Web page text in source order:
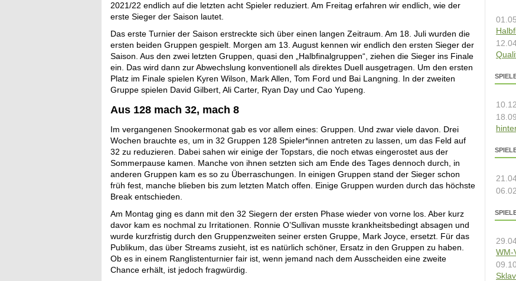
2021/2022
2020/2021
2021/22 endlich auf die letzten acht Spieler reduziert. Am Freitag erfahren wir endlich, wie der
erste Sieger der Saison lautet.
Das erste Turnier der Saison erstreckte sich über einen langen Zeitraum. Am 18. Juli wurden die
ersten beiden Gruppen gespielt. Morgen am 13. August kennen wir endlich den ersten Sieger der
Saison. Aus den zwei letzten Gruppen, quasi den „Halbfinalgruppen“, ziehen die Sieger ins Finale
ein. Das wird dann zur Abwechslung konventionell als direktes Duell ausgetragen. Um den ersten
Platz im Finale spielen Kyren Wilson, Mark Allen, Tom Ford und Bai Langning. In der zweiten
Gruppe spielen David Gilbert, Ali Carter, Ryan Day und Cao Yupeng.
Aus 128 mach 32, mach 8
Im vergangenen Snookermonat gab es vor allem eines: Gruppen. Und zwar viele davon. Drei
Wochen brauchte es, um in 32 Gruppen 128 Spieler*innen antreten zu lassen, um das Feld auf
32 zu reduzieren. Dabei sahen wir einige der Topstars, die noch etwas eingerostet aus der
Sommerpause kamen. Manche von ihnen setzten sich am Ende des Tages dennoch durch, in
anderen Gruppen kam es so zu Überraschungen. In einigen Gruppen stand der Sieger schon
früh fest, manche blieben bis zum letzten Match offen. Einige Gruppen wurden durch das höchste
Break entschieden.
Am Montag ging es dann mit den 32 Siegern der ersten Phase wieder von vorne los. Aber kurz
davor kam es nochmal zu Irritationen. Ronnie O’Sullivan musste krankheitsbedingt absagen und
wurde kurzfristig durch den Gruppenzweiten seiner ersten Gruppe, Mark Joyce, ersetzt. Für das
Publikum, das über Streams zusieht, ist es natürlich schöner, Ersatz in den Gruppen zu haben.
Ob es in einem Ranglistenturnier fair ist, wenn jemand nach dem Ausscheiden eine zweite
Chance erhält, ist jedoch fragwürdig.
WM-